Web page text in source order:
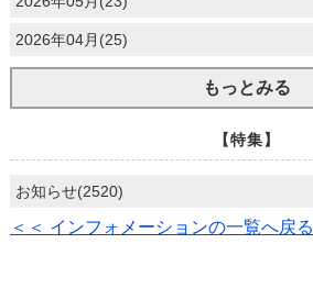
2026年04月(25)
もっとみる
【特集】
お知らせ(2520)
＜＜ インフォメーションの一覧へ戻る